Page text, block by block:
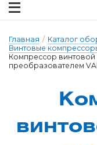
Главная / Каталог
Винтовые
Компрессор
преобразователем